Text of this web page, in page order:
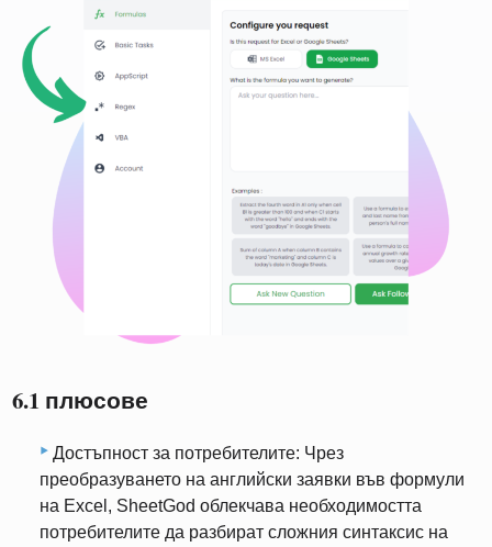
6.1 плюсове
Достъпност за потребителите: Чрез
преобразуването на английски заявки във формули
на Excel, SheetGod облекчава необходимостта
потребителите да разбират сложния синтаксис на